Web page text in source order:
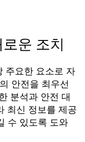
운 조치
주요한 요소로 자
안전을 최우선
분석과 안전 대
최신 정보를 제공
수 있도록 도와